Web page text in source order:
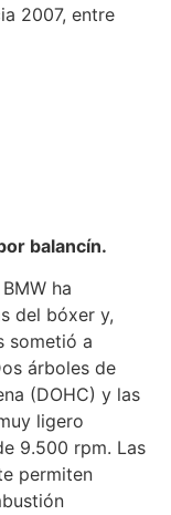
2007, entre
balancín.
ha
del bóxer y,
sometió a
árboles de
(DOHC) y las
ligero
9.500 rpm. Las
permiten